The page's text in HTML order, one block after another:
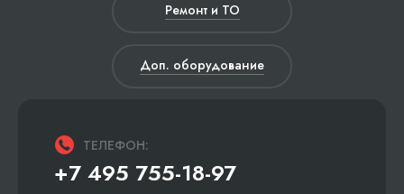
Ремонт и ТО
Доп. оборудование
ТЕЛЕФОН:
+7 495 755-18-97